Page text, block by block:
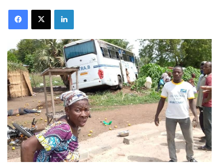
FacebookX Linkedin